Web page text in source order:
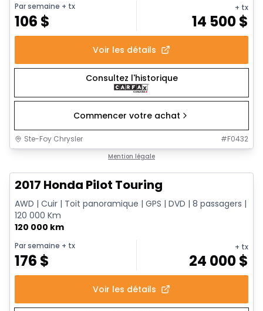
Par semaine + tx
106 $
+ tx
14 500$
Voir les détails
Consultez l'historique
Commencer votre achat
Ste-Foy Chrysler #F0432
Mention légale
2017 Honda Pilot Touring
AWD | Cuir | Toit panoramique | GPS | DVD | 8 passagers |
120 000 Km
120 000 km
Par semaine + tx
176 $
+ tx
24 000$
Voir les détails